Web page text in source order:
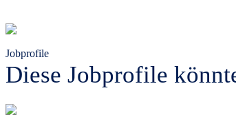
Jobprofile
Diese Jobprofile